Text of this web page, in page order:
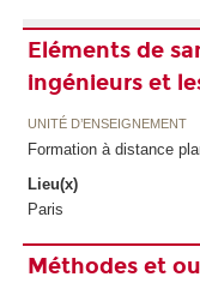
Eléments de
ingénieurs et
UNITÉ D’ENSEIGNEMENT
Formation à distance
Lieu(x)
Paris
Méthodes et